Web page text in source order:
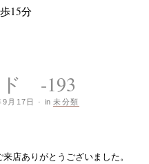
15分
ド -193
月17日 ·in 未分類
店ありがとうございました。